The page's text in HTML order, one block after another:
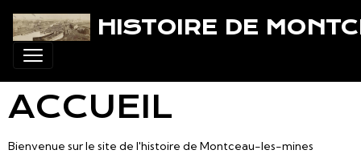
HISTOIRE DE
ACCUEIL
Bienvenue sur le site de l'histoire de Montceau-les-mines